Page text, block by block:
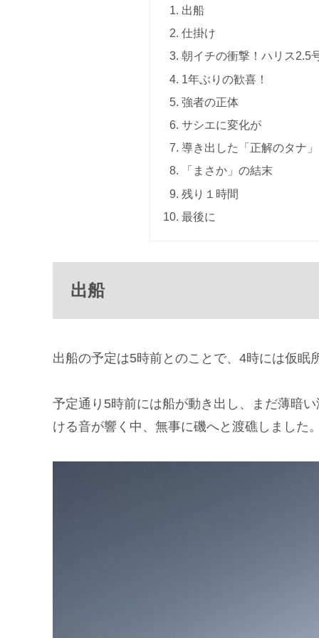
出船
仕掛け
朝イチの衝撃！ハリス2.5
1年ぶりの歓喜！
強者の正体
サシエに変化が
導き出した「正解のタナ」
「まさか」の結末
残り１時間
最後に
出船
出船の予定は5時前とのことで、4時には仮眠
予定通り5時前には船が動き出し、まだ薄暗
ける音が響く中、無事に磯へと渡礁しました